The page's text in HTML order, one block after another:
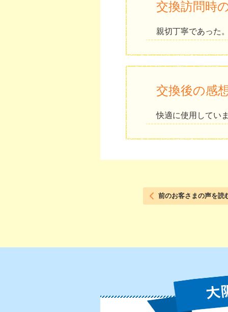
交換訪問時
親切丁寧であった
交換後の感
快適に使用してい
前のお客さまの声を読